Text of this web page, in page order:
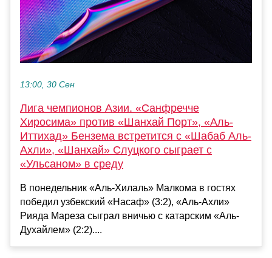
13:00, 30 Сен
Лига чемпионов Азии. «Санфречче
Хиросима» против «Шанхай Порт», «Аль-
Иттихад» Бензема встретится с «Шабаб Аль-
Ахли», «Шанхай» Слуцкого сыграет с
«Ульсаном» в среду
В понедельник «Аль-Хилаль» Малкома в гостях
победил узбекский «Насаф» (3:2), «Аль-Ахли»
Рияда Мареза сыграл вничью с катарским «Аль-
Духайлем» (2:2)....